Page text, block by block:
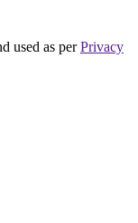
used as perPrivacy